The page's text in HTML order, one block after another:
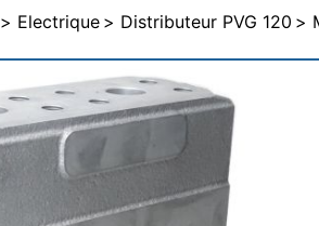
Electrique Distributeur PVG 120